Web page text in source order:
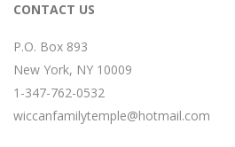
CONTACT US
P.O. Box 893
New York, NY 10009
1-347-762-0532
wiccanfamilytemple@hotmail.com